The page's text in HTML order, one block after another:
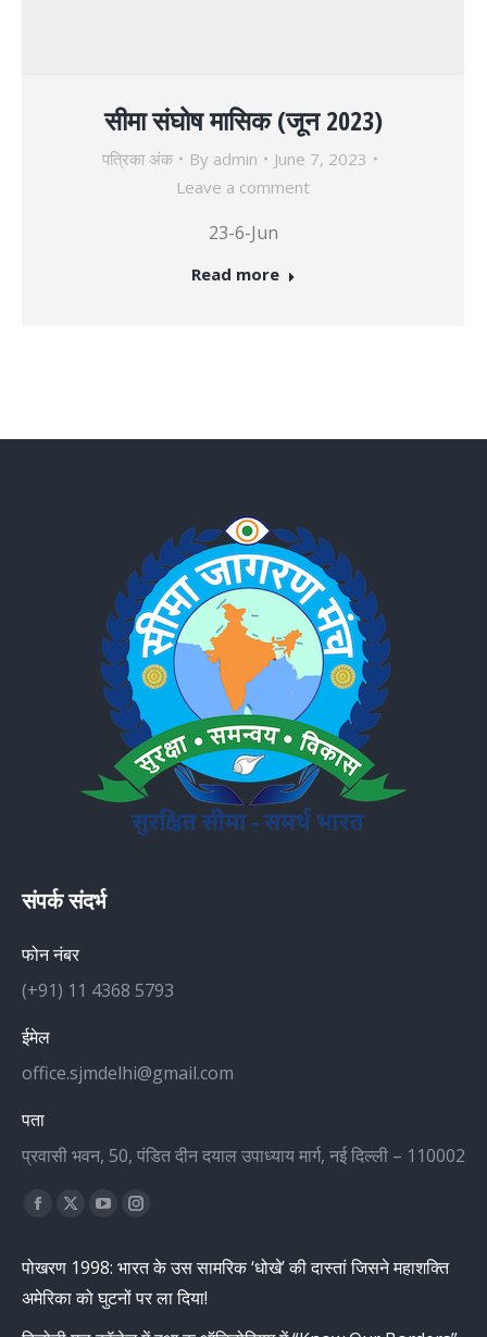
सीमा संघोष मासिक (जून 2023)
पत्रिका अंक By admin
June 7, 2023
Leave a comment
23-6-Jun
Read more
संपर्क संदर्भ
फोन नंबर
(+91) 11 4368 5793
ईमेल
office.sjmdelhi@gmail.com
पता
प्रवासी भवन, 50, पंडित दीन दयाल उपाध्याय मार्ग, नई दिल्ली – 110002
Find us on:
Facebook
opens
in
new
X
opens
in
YouTube
opens
in
new
Instagram
opens
in
new
पोखरण 1998: भारत के उस सामरिक ‘धोखे’ की दास्तां जिसने महाशक्ति
अमेरिका को घुटनों पर ला दिया!